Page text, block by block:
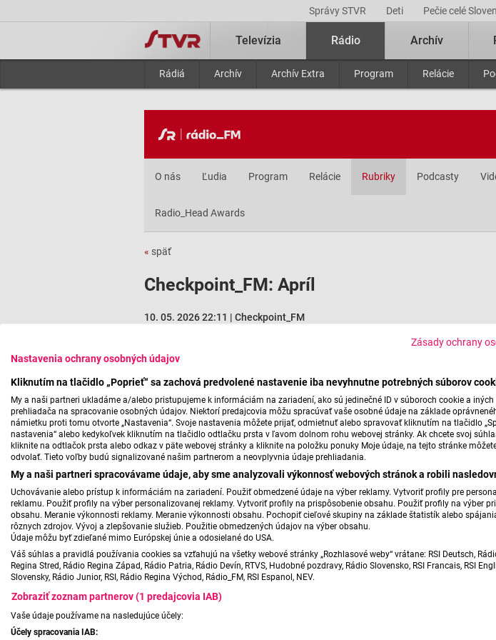
Zásady ochrany
Nastavenia ochrany osobných údajov
Kliknutím na tlačidlo „Poprieť“ sa zachová predvolené nastavenie iba nevyhnutne potrebných súborov
My a naši partneri ukladáme a/alebo pristupujeme k informáciám na zariadení, ako sú jedinečné ID v súboroch cookie a
prehliadača na spracovanie osobných údajov. Niektorí predajcovia môžu spracúvať vaše osobné údaje na základe
námietku proti tomu otvorte „Nastavenia“. Svoje nastavenia môžete prijať, odmietnuť alebo spravovať kliknutím na tlačidlo
nastavenia“ alebo kedykoľvek kliknutím na tlačidlo odtlačku prsta v ľavom dolnom rohu webovej stránky. Ak chcete svoj
kliknite na odtlačok prsta alebo odkaz v päte webovej stránky a kliknite na položku ponuky Moje údaje, na tejto stránke
odvolať. Tieto voľby budú signalizované našim partnerom a neovplyvnia údaje prehliadania.
My a naši partneri spracovávame údaje, aby sme analyzovali výkonnosť webových stránok a robili
Uchovávanie alebo prístup k informáciám na zariadení. Použiť obmedzené údaje na výber reklamy. Vytvoriť profily pre
reklamu. Použiť profily na výber personalizovanej reklamy. Vytvoriť profily na prispôsobenie obsahu. Použiť profily na výber
obsahu. Meranie výkonnosti reklamy. Meranie výkonnosti obsahu. Pochopiť cieľové skupiny na základe štatistík alebo
rôznych zdrojov. Vývoj a zlepšovanie služieb. Použitie obmedzených údajov na výber obsahu.
Údaje môžu byť zdieľané mimo Európskej únie a odosielané do USA.
Váš súhlas a pravidlá používania cookies sa vzťahujú na všetky webové stránky „Rozhlasové weby“ vrátane: RSI Deutsch,
Regina Stred, Rádio Regina Západ, Rádio Patria, Rádio Devín, RTVS, Hudobné pozdravy, Rádio Slovensko, RSI Francais, RSI
Slovensky, Rádio Junior, RSI, Rádio Regina Východ, Rádio_FM, RSI Espanol, NEV.
Zobraziť zoznam partnerov (1 predajcovia IAB)
Vaše údaje používame na nasledujúce účely:
Účely spracovania IAB:
Správy STVR Deti Pečie celé
Televízia Rádio
Rádiá Archív Archív Extra Program Relácie
Archív
O nás Ľudia Program Relácie Rubriky Podcasty
Radio_Head Awards
« späť
Checkpoint_FM: Apríl
10. 05. 2026 22:11 | Checkpoint_FM
V apríli sa do vesmíru nevydala
aj herní vývojári. Redaktor David
hernom mesačníku
sa pozrie sa na osudy svetov v
of Tomorrow.
Checkpoint_FM: Apríl